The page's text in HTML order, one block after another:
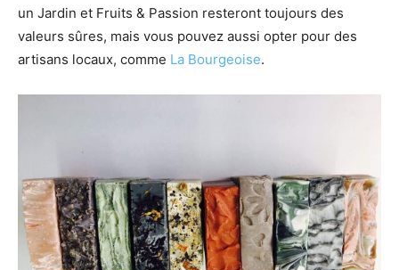
un Jardin et Fruits & Passion resteront toujours des
valeurs sûres, mais vous pouvez aussi opter pour des
artisans locaux, comme La Bourgeoise.